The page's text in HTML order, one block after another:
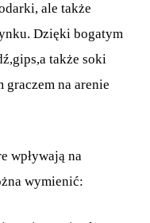
ale także
Dzięki bogatym
także soki
graczem na arenie
wpływają na
wymienić: